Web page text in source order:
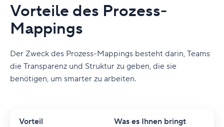
Vorteile des Prozess-
Mappings
Der Zweck des Prozess-Mappings besteht darin, Teams
die Transparenz und Struktur zu geben, die sie
benötigen, um smarter zu arbeiten.
Vorteil Was es Ihnen bringt